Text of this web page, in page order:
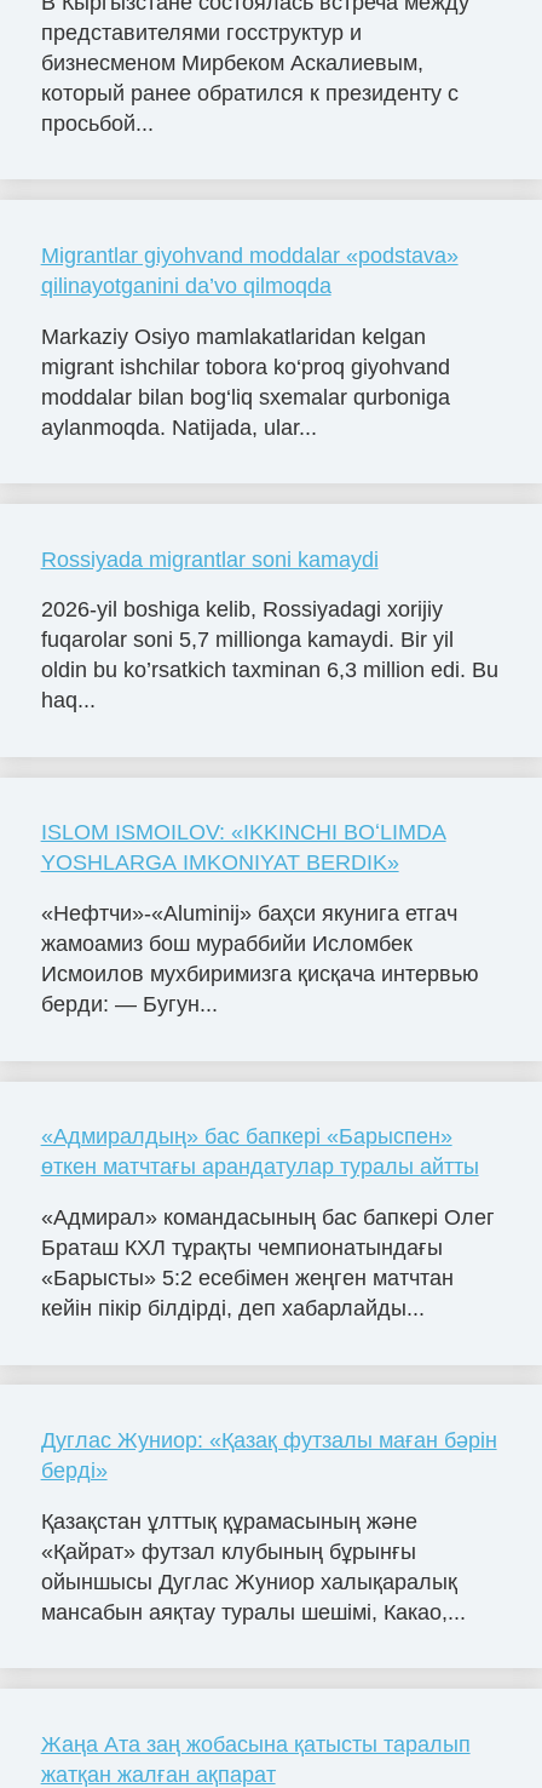
представителями госструктур и
бизнесменом Мирбеком Аскалиевым,
который ранее обратился к президенту с
просьбой...
Migrantlar giyohvand moddalar «podstava»
qilinayotganini da’vo qilmoqda
Markaziy Osiyo mamlakatlaridan kelgan
migrant ishchilar tobora ko‘proq giyohvand
moddalar bilan bog‘liq sxemalar qurboniga
aylanmoqda. Natijada, ular...
Rossiyada migrantlar soni kamaydi
2026-yil boshiga kelib, Rossiyadagi xorijiy
fuqarolar soni 5,7 millionga kamaydi. Bir yil
oldin bu ko’rsatkich taxminan 6,3 million edi. Bu
haq...
ISLOM ISMOILOV: «IKKINCHI BOʻLIMDA
YOSHLARGA IMKONIYAT BERDIK»
«Нефтчи»-«Aluminij» баҳси якунига етгач
жамоамиз бош мураббийи Исломбек
Исмоилов мухбиримизга қисқача интервью
берди: — Бугун...
«Адмиралдың» бас бапкері «Барыспен»
өткен матчтағы арандатулар туралы айтты
«Адмирал» командасының бас бапкері Олег
Браташ КХЛ тұрақты чемпионатындағы
«Барысты» 5:2 есебімен жеңген матчтан
кейін пікір білдірді, деп хабарлайды...
Дуглас Жуниор: «Қазақ футзалы маған бәрін
берді»
Қазақстан ұлттық құрамасының және
«Қайрат» футзал клубының бұрынғы
ойыншысы Дуглас Жуниор халықаралық
мансабын аяқтау туралы шешімі, Какао,...
Жаңа Ата заң жобасына қатысты таралып
жатқан жалған ақпарат